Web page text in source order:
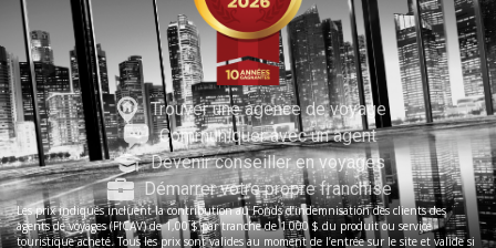
Trouver une agence de voyage
Communiquer avec un agent
Devenir conseiller en voyages
Démarrer votre propre franchise
Les prix indiqués incluent la contribution au Fonds d’indemnisation des clients des
agents de voyages (FICAV) de 1,00 $ par tranche de 1 000 $ du produit ou service
touristique acheté. Tous les prix sont valides au moment de l’entrée sur le site et valide si